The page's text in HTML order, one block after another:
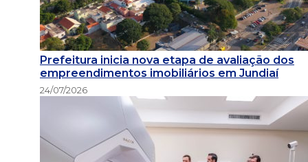
Prefeitura inicia nova etapa de avaliação dos
empreendimentos imobiliários em Jundiaí
24/07/2026